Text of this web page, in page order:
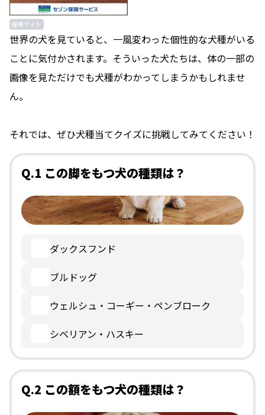
提携サイト
世界の犬を見ていると、一風変わった個性的な犬種がいる
ことに気付かされます。そういった犬たちは、体の一部の
画像を見ただけでも犬種がわかってしまうかもしれませ
ん。
それでは、ぜひ犬種当てクイズに挑戦してみてください！
Q.1 この脚をもつ犬の種類は？
ダックスフンド
ブルドッグ
ウェルシュ・コーギー・ペンブローク
シベリアン・ハスキー
Q.2 この額をもつ犬の種類は？